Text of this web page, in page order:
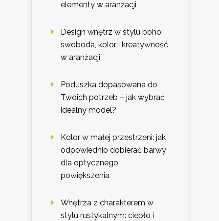
elementy w aranżacji
Design wnętrz w stylu boho:
swoboda, kolor i kreatywność
w aranżacji
Poduszka dopasowana do
Twoich potrzeb – jak wybrać
idealny model?
Kolor w małej przestrzeni: jak
odpowiednio dobierać barwy
dla optycznego
powiększenia
Wnętrza z charakterem w
stylu rustykalnym: ciepło i